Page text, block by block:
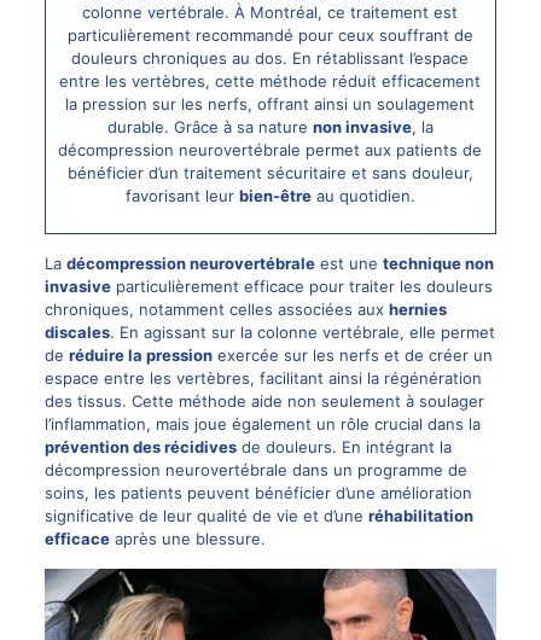
colonne vertébrale. À Montréal, ce traitement est
particulièrement recommandé pour ceux souffrant de
douleurs chroniques au dos. En rétablissant l’espace
entre les vertèbres, cette méthode réduit efficacement
la pression sur les nerfs, offrant ainsi un soulagement
durable. Grâce à sa nature non invasive, la
décompression neurovertébrale permet aux patients de
bénéficier d’un traitement sécuritaire et sans douleur,
favorisant leur bien-êtreau quotidien.
La décompression neurovertébraleest une technique non
invasiveparticulièrement efficace pour traiter les douleurs
chroniques, notamment celles associées aux hernies
discales. En agissant sur la colonne vertébrale, elle permet
de réduire la pressionexercée sur les nerfs et de créer un
espace entre les vertèbres, facilitant ainsi la régénération
des tissus. Cette méthode aide non seulement à soulager
l’inflammation, mais joue également un rôle crucial dans la
prévention des récidivesde douleurs. En intégrant la
décompression neurovertébrale dans un programme de
soins, les patients peuvent bénéficier d’une amélioration
significative de leur qualité de vie et d’une réhabilitation
efficaceaprès une blessure.